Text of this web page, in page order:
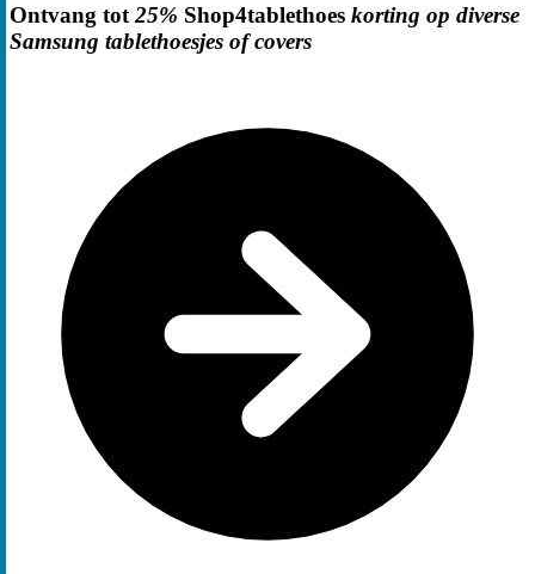
Ontvang tot 25% Shop4tablethoes korting op diverse
Samsung tablethoesjes of covers